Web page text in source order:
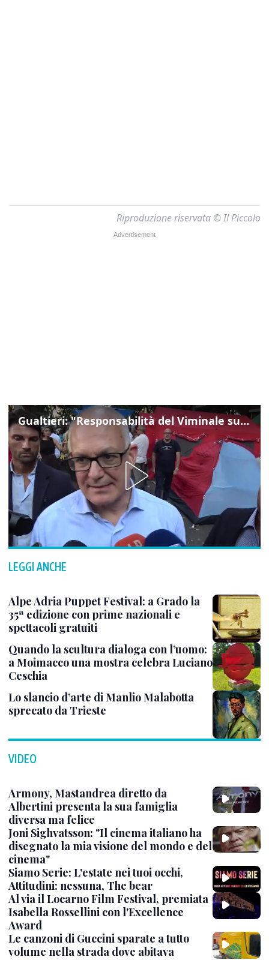
Riproduzione riservata © Il Piccolo
Gualtieri: "Responsabilità del Viminale su Spin Time? La posizione dei partiti è nota"
LEGGI ANCHE
Alpe Adria Puppet Festival: a Grado la
35ª edizione con prime nazionali e
spettacoli gratuiti
Quando la scultura dialoga con l’uomo:
a Moimacco una mostra celebra Luciano
Ceschia
Lo slancio d’arte di Manlio Malabotta
sprecato da Trieste
VIDEO
Armony, Mastandrea diretto da
Albertini presenta la sua famiglia
diversa ma felice
Joni Sighvatsson: "Il cinema italiano ha
disegnato la mia visione del mondo e del
cinema"
Siamo Serie: L'estate nei tuoi occhi,
Attitudini: nessuna, The bear
Al via il Locarno Film Festival, premiata
Isabella Rossellini con l'Excellence
Award
Le canzoni di Guccini sparate a tutto
volume nella strada dove abitava